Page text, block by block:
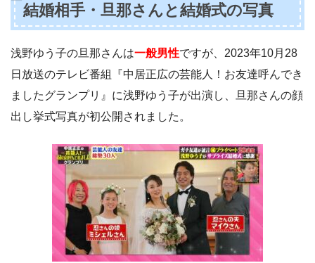
結婚相手・旦那さんと結婚式の写真
浅野ゆう子の旦那さんは一般男性ですが、2023年10月28
日放送のテレビ番組『中居正広の芸能人！お友達呼んでき
ましたグランプリ』に浅野ゆう子が出演し、旦那さんの顔
出し挙式写真が初公開されました。